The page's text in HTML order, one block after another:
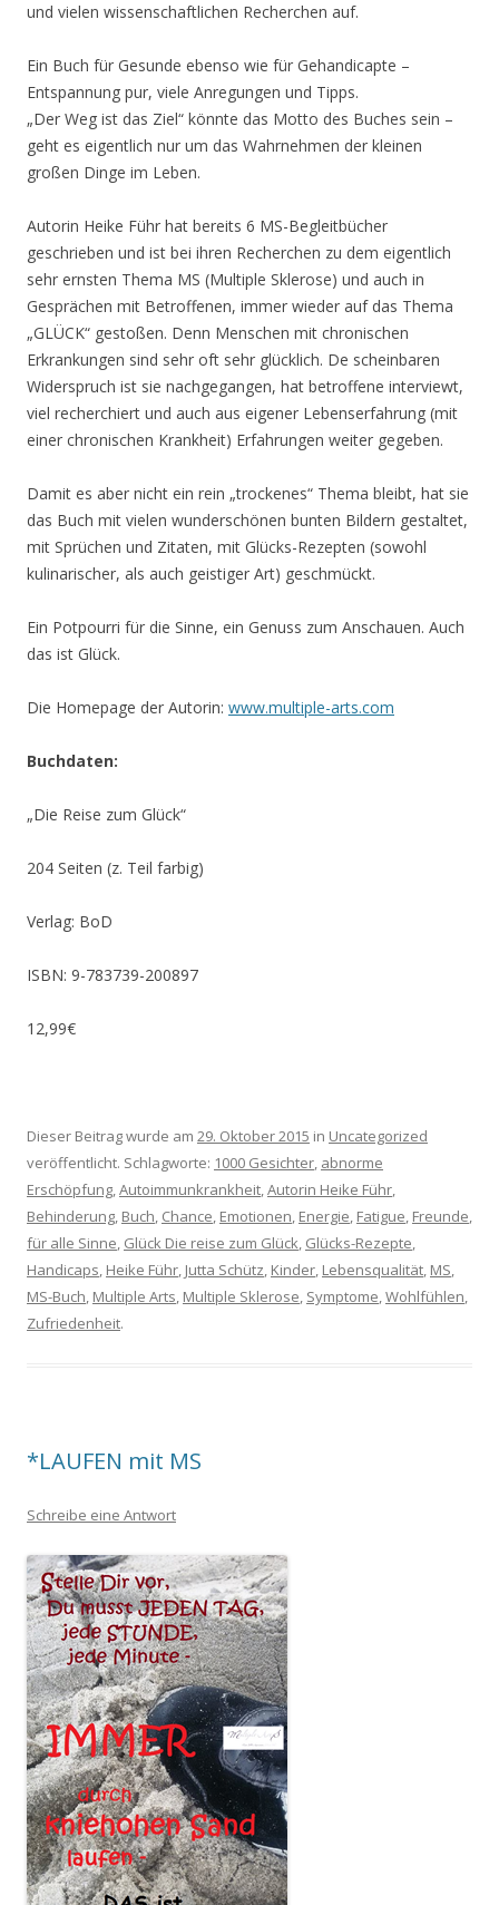
und vielen wissenschaftlichen Recherchen auf.
Ein Buch für Gesunde ebenso wie für Gehandicapte –
Entspannung pur, viele Anregungen und Tipps.
„Der Weg ist das Ziel“ könnte das Motto des Buches sein –
geht es eigentlich nur um das Wahrnehmen der kleinen
großen Dinge im Leben.
Autorin Heike Führ hat bereits 6 MS-Begleitbücher
geschrieben und ist bei ihren Recherchen zu dem eigentlich
sehr ernsten Thema MS (Multiple Sklerose) und auch in
Gesprächen mit Betroffenen, immer wieder auf das Thema
„GLÜCK“ gestoßen. Denn Menschen mit chronischen
Erkrankungen sind sehr oft sehr glücklich. De scheinbaren
Widerspruch ist sie nachgegangen, hat betroffene interviewt,
viel recherchiert und auch aus eigener Lebenserfahrung (mit
einer chronischen Krankheit) Erfahrungen weiter gegeben.
Damit es aber nicht ein rein „trockenes“ Thema bleibt, hat sie
das Buch mit vielen wunderschönen bunten Bildern gestaltet,
mit Sprüchen und Zitaten, mit Glücks-Rezepten (sowohl
kulinarischer, als auch geistiger Art) geschmückt.
Ein Potpourri für die Sinne, ein Genuss zum Anschauen. Auch
das ist Glück.
Die Homepage der Autorin: www.multiple-arts.com
Buchdaten:
„Die Reise zum Glück“
204 Seiten (z. Teil farbig)
Verlag: BoD
ISBN: 9-783739-200897
12,99€
Dieser Beitrag wurde am 29. Oktober 2015 in Uncategorized
veröffentlicht. Schlagworte: 1000 Gesichter, abnorme
Erschöpfung,Autoimmunkrankheit,Autorin Heike Führ,
Behinderung, Buch, Chance, Emotionen, Energie, Fatigue, Freunde,
für alle Sinne, Glück Die reise zum Glück, Glücks-Rezepte,
Handicaps, Heike Führ, Jutta Schütz, Kinder, Lebensqualität, MS,
MS-Buch, Multiple Arts, Multiple Sklerose, Symptome,Wohlfühlen,
Zufriedenheit.
*LAUFEN mit MS
Schreibe eine Antwort